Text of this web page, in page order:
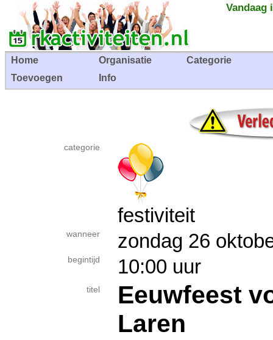
Vandaag
Home Organisatie
Categorie
Toevoegen
Info
categorie
festiviteit
wanneer zondag 26
begintijd 10:00 uur
titel
Eeuwfeest
Laren